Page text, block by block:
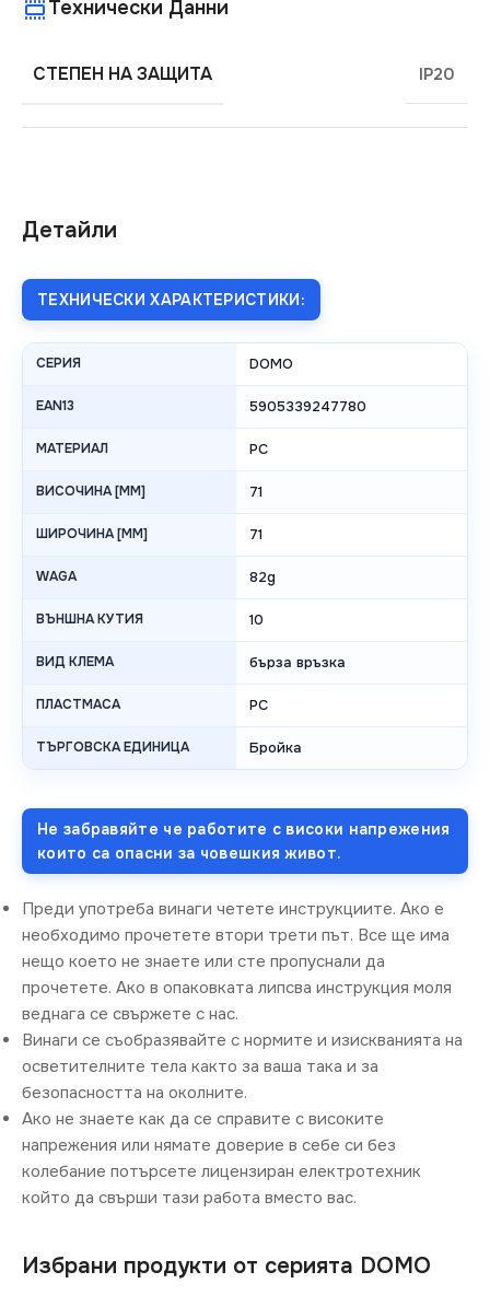
Детайли
ТЕХНИЧЕСКИ ХАРАКТЕРИСТИКИ:
СЕРИЯ DOMO
EAN13 5905339247780
МАТЕРИАЛ PC
ВИСОЧИНА [MM] 71
ШИРОЧИНА [MM] 71
WAGA 82g
ВЪНШНА КУТИЯ 10
ВИД КЛЕМА бърза връзка
ПЛАСТМАСА PC
ТЪРГОВСКА ЕДИНИЦА Бройка
Не забравяйте че работите с високи напрежения
които са опасни за човешкия живот.
Преди употреба винаги четете инструкциите. Ако е
необходимо прочетете втори трети път. Все ще има
нещо което не знаете или сте пропуснали да
прочетете. Ако в опаковката липсва инструкция моля
веднага се свържете с нас.
Винаги се съобразявайте с нормите и изискванията на
осветителните тела както за ваша така и за
безопасността на околните.
Ако не знаете как да се справите с високите
напрежения или нямате доверие в себе си без
колебание потърсете лицензиран електротехник
който да свърши тази работа вместо вас.
Избрани продукти от серията DOMO
Технически Данни
СТЕПЕН НА ЗАЩИТА IP20